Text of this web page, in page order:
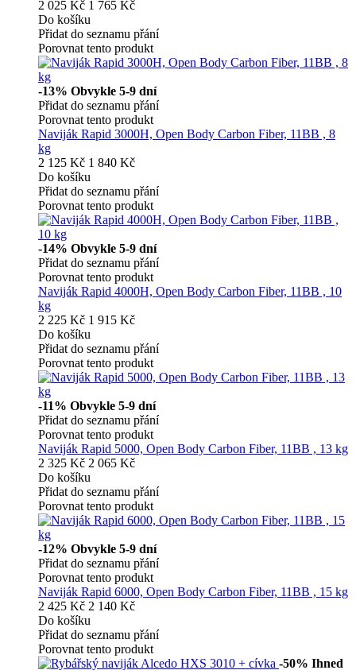
2 025 Kč 1 765 Kč
Do košíku
Přidat do seznamu přání
Porovnat tento produkt
-13% Obvykle 5-9 dní
Přidat do seznamu přání
Porovnat tento produkt
Naviják Rapid 3000H, Open Body Carbon Fiber, 11BB , 8
kg
2 125 Kč 1 840 Kč
Do košíku
Přidat do seznamu přání
Porovnat tento produkt
-14% Obvykle 5-9 dní
Přidat do seznamu přání
Porovnat tento produkt
Naviják Rapid 4000H, Open Body Carbon Fiber, 11BB , 10
kg
2 225 Kč 1 915 Kč
Do košíku
Přidat do seznamu přání
Porovnat tento produkt
-11% Obvykle 5-9 dní
Přidat do seznamu přání
Porovnat tento produkt
Naviják Rapid 5000, Open Body Carbon Fiber, 11BB , 13 kg
2 325 Kč 2 065 Kč
Do košíku
Přidat do seznamu přání
Porovnat tento produkt
-12% Obvykle 5-9 dní
Přidat do seznamu přání
Porovnat tento produkt
Naviják Rapid 6000, Open Body Carbon Fiber, 11BB , 15 kg
2 425 Kč 2 140 Kč
Do košíku
Přidat do seznamu přání
Porovnat tento produkt
-50% Ihned